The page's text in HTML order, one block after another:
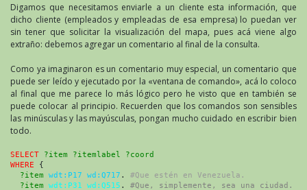
Digamos que necesitamos enviarle a un cliente esta información, que
dicho cliente (empleados y empleadas de esa empresa) lo puedan ver
sin tener que solicitar la visualización del mapa, pues acá viene algo
extraño: debemos agregar un comentario al final de la consulta.
Como ya imaginaron es un comentario muy especial, un comentario que
puede ser leído y ejecutado por la «ventana de comando», acá lo coloco
al final que me parece lo más lógico pero he visto que en también se
puede colocar al principio. Recuerden que los comandos son sensibles
las minúsculas y las mayúsculas, pongan mucho cuidado en escribir bien
todo.
SELECT
?item ?itemlabel ?coord
WHERE {
?item
wdt:P17 wd:Q717 . #Que estén en Venezuela.
?item
wdt:P31 wd:Q515 . #Que, simplemente, sea una ciudad.